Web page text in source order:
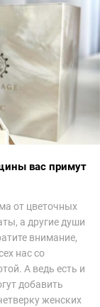
вас примут
от цветочных
а другие души
внимание,
нас со
А ведь есть и
добавить
женских